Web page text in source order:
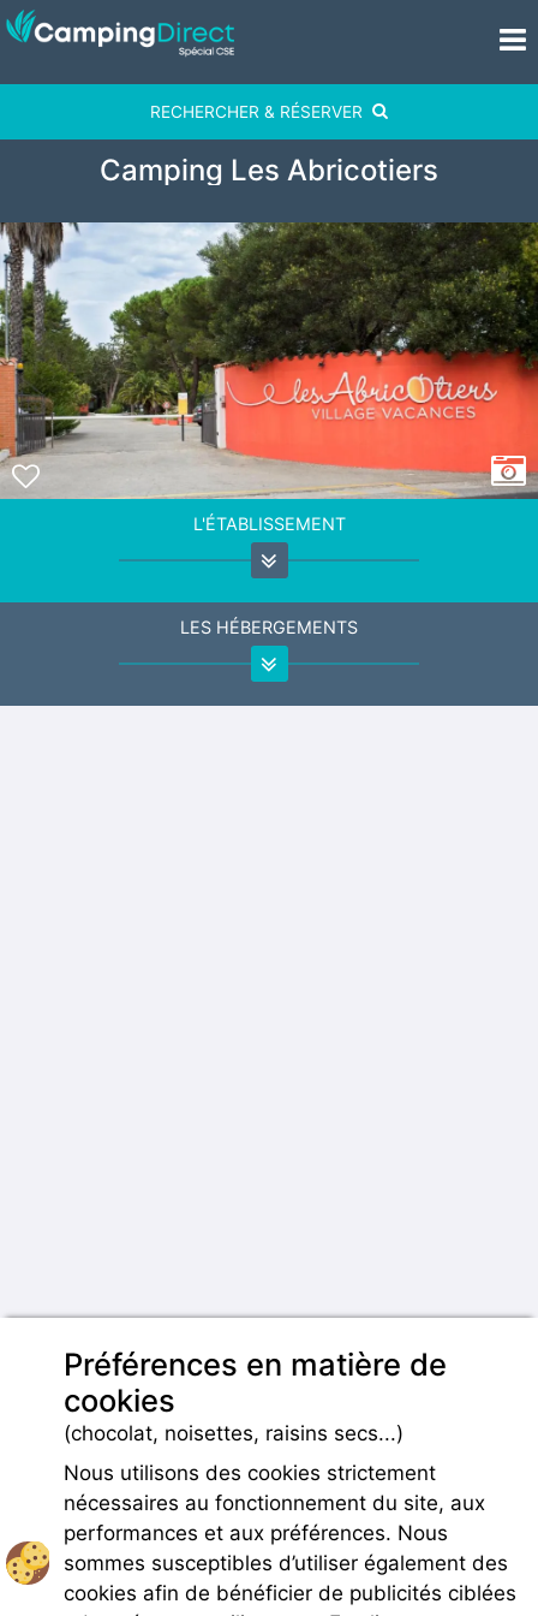
RECHERCHER & RÉSERVER
Camping Les Abricotiers
L'ÉTABLISSEMENT
LES HÉBERGEMENTS
Préférences en matière de
cookies
(chocolat, noisettes, raisins secs...)
Nous utilisons des cookies strictement
nécessaires au fonctionnement du site, aux
performances et aux préférences. Nous
sommes susceptibles d’utiliser également des
cookies afin de bénéficier de publicités ciblées